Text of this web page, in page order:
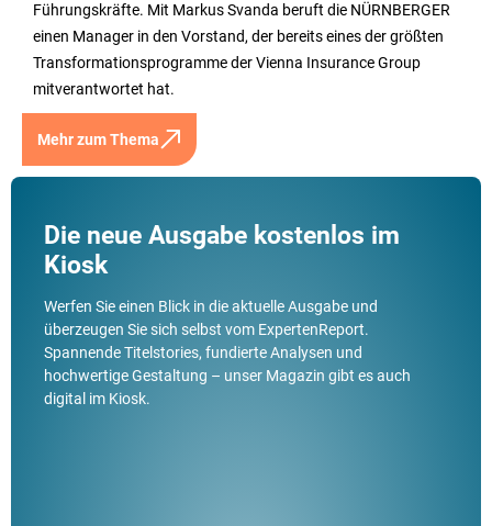
Führungskräfte. Mit Markus Svanda beruft die NÜRNBERGER
einen Manager in den Vorstand, der bereits eines der größten
Transformationsprogramme der Vienna Insurance Group
mitverantwortet hat.
Mehr zum Thema
Die neue Ausgabe kostenlos im
Kiosk
Werfen Sie einen Blick in die aktuelle Ausgabe und
überzeugen Sie sich selbst vom ExpertenReport.
Spannende Titelstories, fundierte Analysen und
hochwertige Gestaltung – unser Magazin gibt es auch
digital im Kiosk.